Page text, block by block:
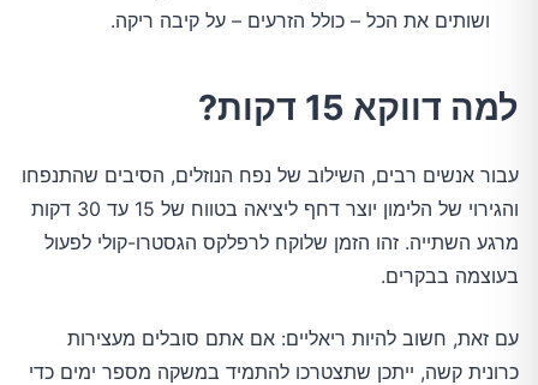
ושותים את הכל – כולל הזרעים – על קיבה ריקה.
למה דווקא 15 דקות?
עבור אנשים רבים, השילוב של נפח הנוזלים, הסיבים שהתנפחו
והגירוי של הלימון יוצר דחף ליציאה בטווח של 15 עד 30 דקות
מרגע השתייה. זהו הזמן שלוקח לרפלקס הגסטרו-קולי לפעול
בעוצמה בבקרים.
עם זאת, חשוב להיות ריאליים: אם אתם סובלים מעצירות
כרונית קשה, ייתכן שתצטרכו להתמיד במשקה מספר ימים כדי